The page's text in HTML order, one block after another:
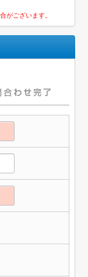
がございます。